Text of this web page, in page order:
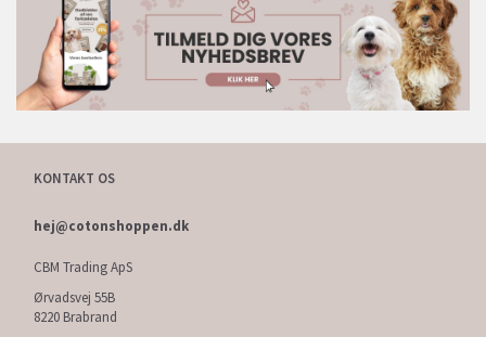
KONTAKT OS
hej@cotonshoppen.dk
CBM Trading ApS
Ørvadsvej 55B
8220 Brabrand